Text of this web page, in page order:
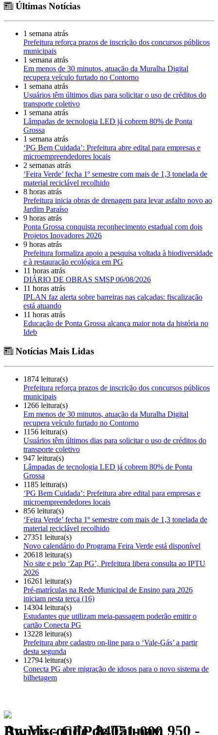
Últimas Notícias
1 semana atrás
Prefeitura reforça prazos de inscrição dos concursos públicos
municipais
1 semana atrás
Em menos de 30 minutos, atuação da Muralha Digital
recupera veículo furtado no Contorno
1 semana atrás
Usuários têm últimos dias para solicitar o uso de créditos do
transporte coletivo
1 semana atrás
Lâmpadas de tecnologia LED já cobrem 80% de Ponta
Grossa
1 semana atrás
‘PG Bem Cuidada’: Prefeitura abre edital para empresas e
microempreendedores locais
2 semanas atrás
‘Feira Verde’ fecha 1º semestre com mais de 1,3 tonelada de
material reciclável recolhido
8 horas atrás
Prefeitura inicia obras de drenagem para levar asfalto novo ao
Jardim Paraíso
9 horas atrás
Ponta Grossa conquista reconhecimento estadual com dois
Projetos Inovadores 2026
9 horas atrás
Prefeitura formaliza apoio a pesquisa voltada à biodiversidade
e à restauração ecológica em PG
11 horas atrás
DIÁRIO DE OBRAS SMSP 06/08/2026
11 horas atrás
IPLAN faz alerta sobre barreiras nas calçadas: fiscalização
está atuando
11 horas atrás
Educação de Ponta Grossa alcança maior nota da história no
Ideb
Notícias Mais Lidas
1874 leitura(s)
Prefeitura reforça prazos de inscrição dos concursos públicos
municipais
1266 leitura(s)
Em menos de 30 minutos, atuação da Muralha Digital
recupera veículo furtado no Contorno
1156 leitura(s)
Usuários têm últimos dias para solicitar o uso de créditos do
transporte coletivo
947 leitura(s)
Lâmpadas de tecnologia LED já cobrem 80% de Ponta
Grossa
1185 leitura(s)
‘PG Bem Cuidada’: Prefeitura abre edital para empresas e
microempreendedores locais
856 leitura(s)
‘Feira Verde’ fecha 1º semestre com mais de 1,3 tonelada de
material reciclável recolhido
27351 leitura(s)
Novo calendário do Programa Feira Verde está disponível
20618 leitura(s)
No site e pelo ‘Zap PG’, Prefeitura libera consulta ao IPTU
2026
16261 leitura(s)
Pré-matrículas na Rede Municipal de Ensino para 2026
iniciam nesta terça (16)
14304 leitura(s)
Estudantes que utilizam meia-passagem poderão emitir o
cartão Conecta PG
13228 leitura(s)
Prefeitura abre cadastro on-line para o ‘Vale-Gás’ a partir
desta segunda
12794 leitura(s)
Conecta PG abre migração de idosos para o novo sistema de
bilhetagem
Av. Visconde de Taunay, 950 - Ronda - CEP 84051-000